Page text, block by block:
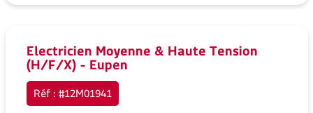
Electricien Moyenne & Haute Tension
(H/F/X) - Eupen
Réf : #12M01941